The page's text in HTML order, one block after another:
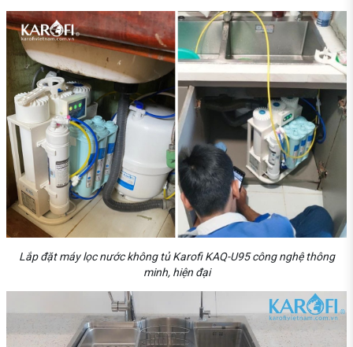
Lắp đặt máy lọc nước không tủ Karofi KAQ-U95 công nghệ thông
minh, hiện đại